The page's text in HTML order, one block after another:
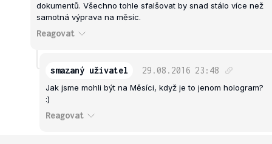
dokumentů. Všechno tohle sfalšovat by snad stálo více než
samotná výprava na měsíc.
Reagovat
smazaný uživatel 29.08.2016 23:48
Jak jsme mohli být na Měsíci, když je to jenom hologram?
:)
Reagovat